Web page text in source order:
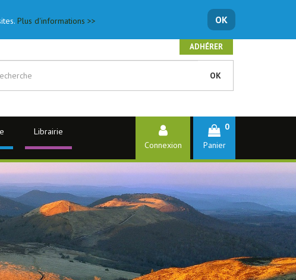
Plus d'informations >> OK
ADHÉRER
OK
Librairie
Connexion
0
Panier